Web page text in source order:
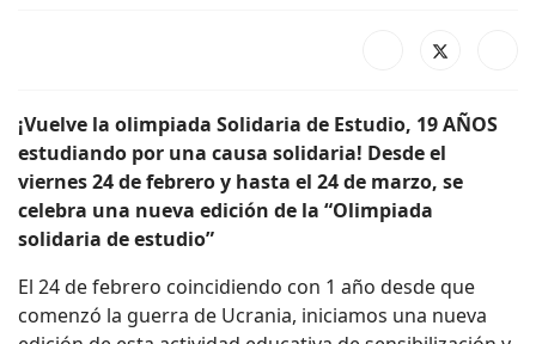
¡Vuelve la olimpiada Solidaria de Estudio, 19 AÑOS
estudiando por una causa solidaria! Desde el
viernes 24 de febrero y hasta el 24 de marzo, se
celebra una nueva edición de la “Olimpiada
solidaria de estudio”
El 24 de febrero coincidiendo con 1 año desde que
comenzó la guerra de Ucrania, iniciamos una nueva